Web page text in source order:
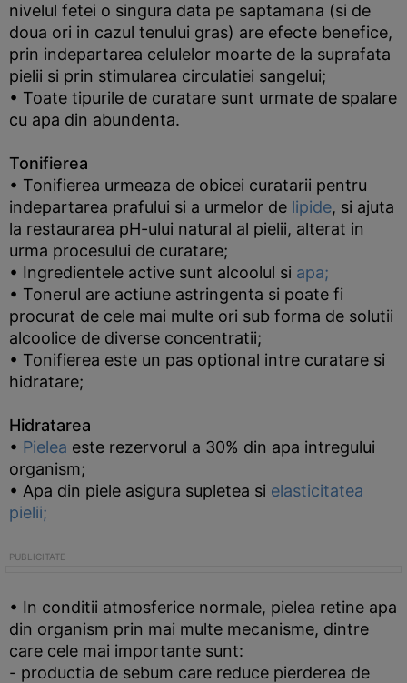
nivelul fetei o singura data pe saptamana (si de
doua ori in cazul tenului gras) are efecte benefice,
prin indepartarea celulelor moarte de la suprafata
pielii si prin stimularea circulatiei sangelui;
• Toate tipurile de curatare sunt urmate de spalare
cu apa din abundenta.
Tonifierea
• Tonifierea urmeaza de obicei curatarii pentru
indepartarea prafului si a urmelor de lipide, si ajuta
la restaurarea pH-ului natural al pielii, alterat in
urma procesului de curatare;
• Ingredientele active sunt alcoolul si apa;
• Tonerul are actiune astringenta si poate fi
procurat de cele mai multe ori sub forma de solutii
alcoolice de diverse concentratii;
• Tonifierea este un pas optional intre curatare si
hidratare;
Hidratarea
• Pielea este rezervorul a 30% din apa intregului
organism;
• Apa din piele asigura supletea si elasticitatea
pielii;
• In conditii atmosferice normale, pielea retine apa
din organism prin mai multe mecanisme, dintre
care cele mai importante sunt:
- productia de sebum care reduce pierderea de